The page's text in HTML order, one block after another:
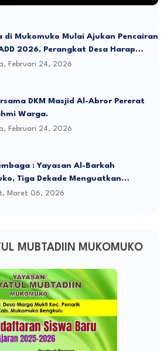
di Mukomuko Mulai Ajukan Pencairan
2026, Perangkat Desa Harap
Sebelum Lebaran
Februari 24, 2026
DKM Masjid Al-Abror Pererat
Warga.
Februari 24, 2026
: Yayasan Al-Barkah
Tiga Dekade Menguatkan
Islam di Bengkulu
Maret 06, 2026
MUBTADIIN MUKOMUKO